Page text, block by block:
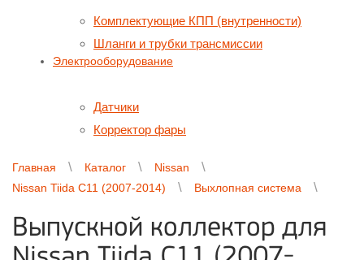
Комплектующие КПП (внутренности)
Шланги и трубки трансмиссии
Электрооборудование
Датчики
Корректор фары
Главная Каталог
Nissan
Nissan Tiida C11 (2007-2014)
Выхлопная система
Выпускной коллектор для